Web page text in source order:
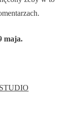
maja.